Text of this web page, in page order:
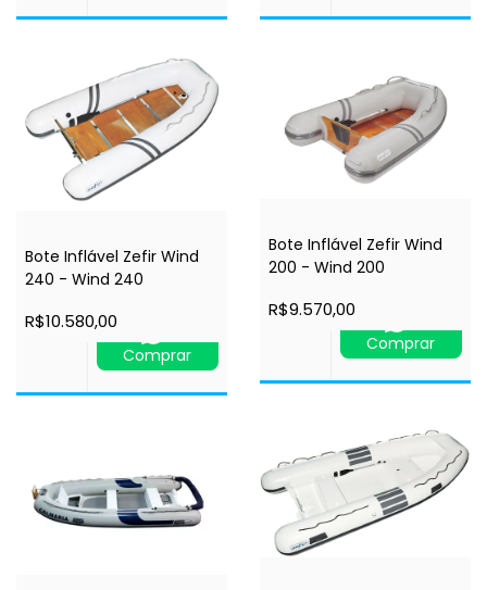
Bote Inflável Zefir Wind
240 - Wind 240
R$10.580,00
Comprar
Bote Inflável Zefir Wind
200 - Wind 200
R$9.570,00
Comprar